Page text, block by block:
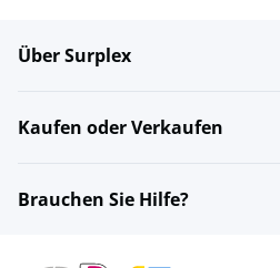
Über Surplex
Kaufen oder Verkaufen
Brauchen Sie Hilfe?